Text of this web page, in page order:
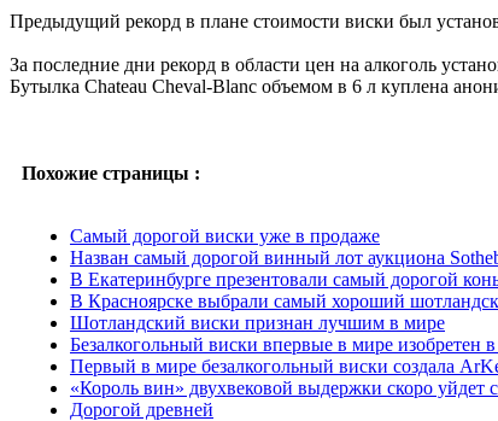
Предыдущий рекорд в плане стоимости виски был
За последние дни рекорд в области цен на алкоголь
Бутылка Chateau Cheval-Blanc объемом в 6 л куплена
Похожие страницы :
Самый дорогой виски уже в продаже
Назван самый дорогой винный лот аукциона
В Екатеринбурге презентовали самый дорогой
В Красноярске выбрали самый хороший
Шотландский виски признан лучшим в мире
Безалкогольный виски впервые в мире
Первый в мире безалкогольный виски создала
«Король вин» двухвековой выдержки скоро уйдет
Дорогой древней